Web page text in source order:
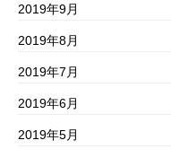
2019年9月
2019年8月
2019年7月
2019年6月
2019年5月